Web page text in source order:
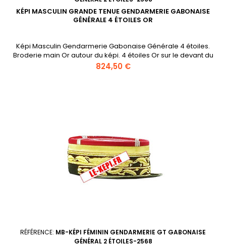
KÉPI MASCULIN GRANDE TENUE GENDARMERIE GABONAISE
GÉNÉRALE 4 ÉTOILES OR
Képi Masculin Gendarmerie Gabonaise Générale 4 étoiles.
Broderie main Or autour du képi. 4 étoiles Or sur le devant du
képi. Jugulaire brodée main.
Prix
824,50 €
RÉFÉRENCE: MB-KÉPI FÉMININ GENDARMERIE GT GABONAISE
GÉNÉRAL 2 ÉTOILES-2568